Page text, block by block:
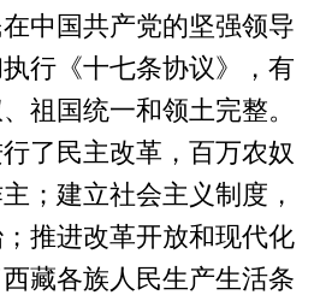
中国共产党的坚强领导
行《十七条协议》，有
祖国统一和领土完整。
了民主改革，百万农奴
；建立社会主义制度，
推进改革开放和现代化
藏各族人民生产生活条